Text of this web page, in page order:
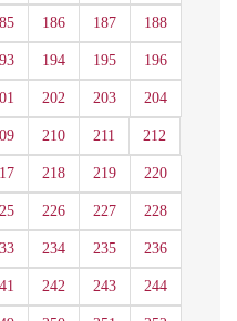
186 187 188
194 195 196
202 203 204
210 211 212
218 219 220
226 227 228
234 235 236
242 243 244